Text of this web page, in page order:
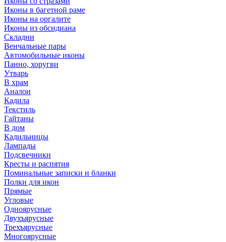
Иконы в багетной раме
Иконы на оргалите
Иконы из обсидиана
Складни
Венчальные пары
Автомобильные иконы
Панно, хоругви
Утварь
В храм
Аналои
Кадила
Текстиль
Гайтаны
В дом
Кадильницы
Лампады
Подсвечники
Кресты и распятия
Поминальные записки и бланки
Полки для икон
Прямые
Угловые
Одноярусные
Двухъярусные
Трехъярусные
Многоярусные